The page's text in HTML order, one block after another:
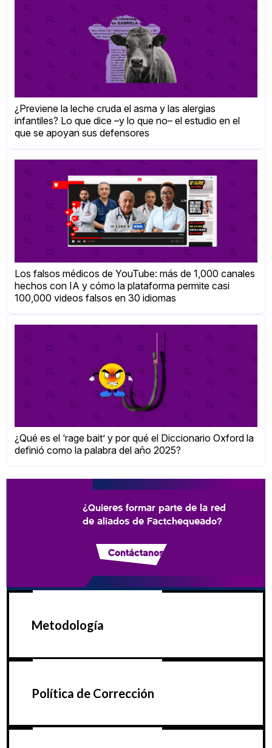
¿Previene la leche cruda el asma y las alergias
infantiles? Lo que dice –y lo que no– el estudio en el
que se apoyan sus defensores
Los falsos médicos de YouTube: más de 1,000 canales
hechos con IA y cómo la plataforma permite casi
100,000 videos falsos en 30 idiomas
¿Qué es el ‘rage bait’ y por qué el Diccionario Oxford la
definió como la palabra del año 2025?
¿Quieres formar parte de la red
de aliados de Factchequeado?
Contáctanos
Metodología
Política de Corrección